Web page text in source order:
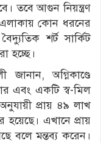
তবে আগুন নিয়ন্ত্রণ
কোন ধরনের
শর্ট সার্কিট
হচ্ছে।
অগ্নিকাণ্ডে
এবং একটি স্ব-মিল
প্রায় ৪৯ লাখ
হয়েছে। এখানে প্রায়
বলে মন্তব্য করেন।